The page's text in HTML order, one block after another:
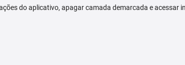
do aplicativo, apagar camada demarcada e acessar